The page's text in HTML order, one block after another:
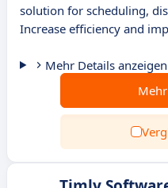
solution for scheduling,
Increase efficiency and
Mehr Details anzeigen